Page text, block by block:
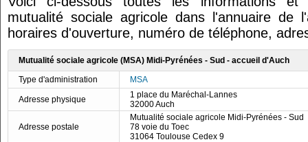
mutualité sociale agricole dans l'annuaire de
horaires d'ouverture, numéro de téléphone,
Mutualité sociale agricole (MSA) Midi-Pyrénées - Sud - accueil d'Auch
Type d'administration
MSA
Adresse physique
1 place du Maréchal-Lannes
32000 Auch
Adresse postale
Mutualité sociale agricole Midi-Pyrénées - Sud
78 voie du Toec
31064 Toulouse Cedex 9